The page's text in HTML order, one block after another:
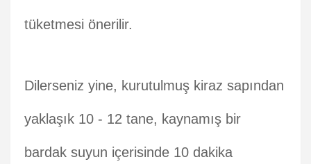
tüketmesi önerilir.
Dilerseniz yine, kurutulmuş kiraz sapından
yaklaşık 10 - 12 tane, kaynamış bir
bardak suyun içerisinde 10 dakika